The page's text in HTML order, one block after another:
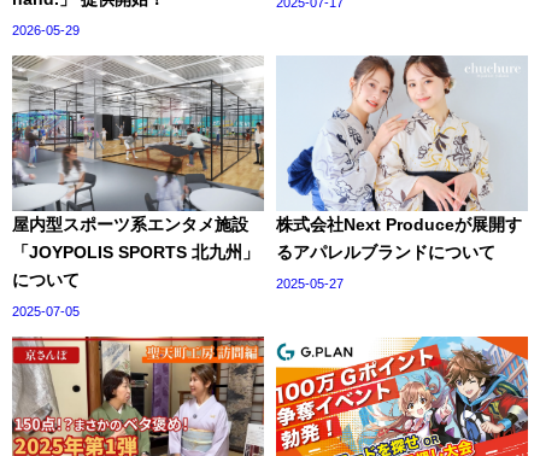
2026-05-29
屋内型スポーツ系エンタメ施設
「JOYPOLIS SPORTS 北九州」
について
2025-07-05
株式会社Next Produceが展開す
るアパレルブランドについて
2025-05-27